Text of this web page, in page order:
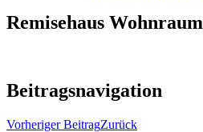
Remisehaus Wohnraum
Beitragsnavigation
Vorheriger BeitragZurück